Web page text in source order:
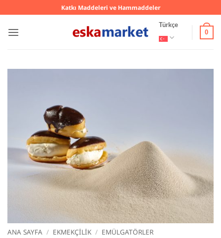
atla
Katkı Maddeleri ve Hammaddeler
Türkçe
0
ANA SAYFA / EKMEKÇILIK / EMÜLGATÖRLER